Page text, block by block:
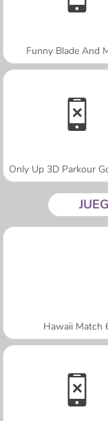
Funny Blade And
Only Up 3D Parkour
Hawaii Match